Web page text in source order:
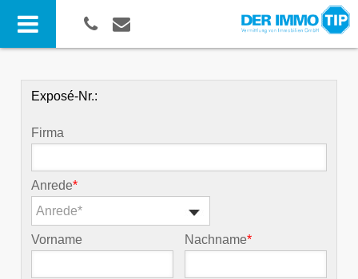
Exposé-Nr.:
Firma
Anrede*
Anrede*
Vorname Nachname*